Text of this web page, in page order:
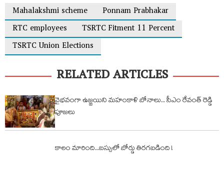
Mahalakshmi scheme
Ponnam Prabhakar
RTC employees
TSRTC Fitment 11 Percent
TSRTC Union Elections
RELATED ARTICLES
వైభవంగా ఉజ్జయిని మహంకాళి బోనాలు.. సీఎం రేవంత్ రెడ్డి
పూజలు
కాలం మారింది..బస్సులో బోర్డు తిరగబడింది !